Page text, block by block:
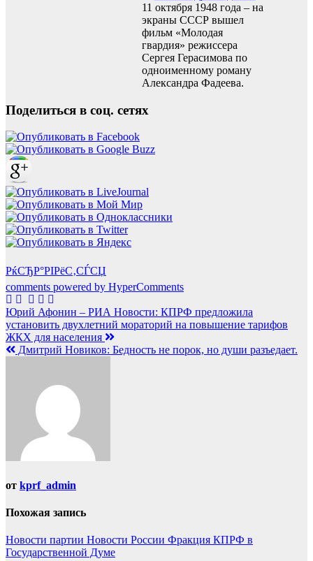
11 октября 1948 года – на
экраны СССР вышел
фильм «Молодая
гвардия» режиссера
Сергея Герасимова по
одноименному роману
Александра Фадеева.
Поделиться в соц. сетях
РќСЂР°РІРёС‚СЃСЏ
comments powered by HyperComments
Навигация
по
записям
Юрий Афонин – РИА Новости: КПРФ предложила
установить двухлетний мораторий на повышение тарифов
ЖКХ для населения
Дмитрий Новиков: Бедность не порок, но души разъедает.
от kprf_admin
Похожая запись
Новости партии Новости России Фракция КПРФ в
Государственной Думе